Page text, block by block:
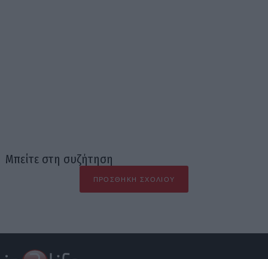
Μπείτε στη συζήτηση
ΠΡΟΣΘΉΚΗ ΣΧΟΛΊΟΥ